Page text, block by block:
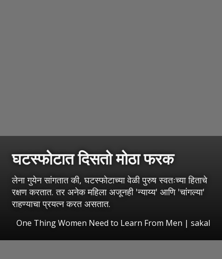
घटस्फोटात दिसतो मोठा फरक
लेना गुयेन सांगतात की, घटस्फोटाच्या वेळी पुरुष स्वतःच्या हिताचे
रक्षण करतात. तर अनेक महिला अजूनही 'न्याय्य' आणि 'चांगल्या'
राहण्याचा प्रयत्न करत असतात.
One Thing Women Need to Learn From Men | sakal